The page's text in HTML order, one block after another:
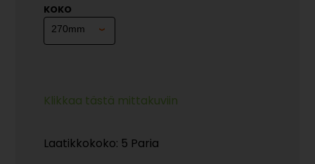
KOKO
Klikkaa tästä mittakuviin
Laatikkokoko: 5 Paria